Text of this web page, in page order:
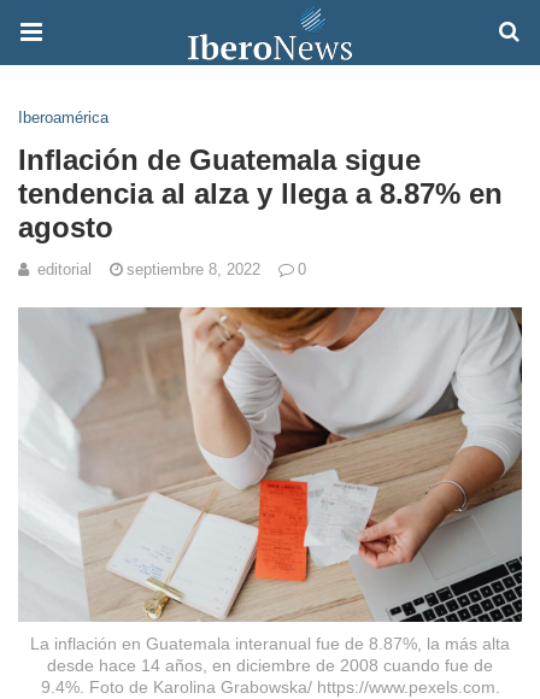
Iberoamérica
Inflación de Guatemala sigue
tendencia al alza y llega a 8.87% en
agosto
editorial septiembre 8, 2022 0
La inflación en Guatemala interanual fue de 8.87%, la más alta
desde hace 14 años, en diciembre de 2008 cuando fue de
9.4%. Foto de Karolina Grabowska/ https://www.pexels.com.